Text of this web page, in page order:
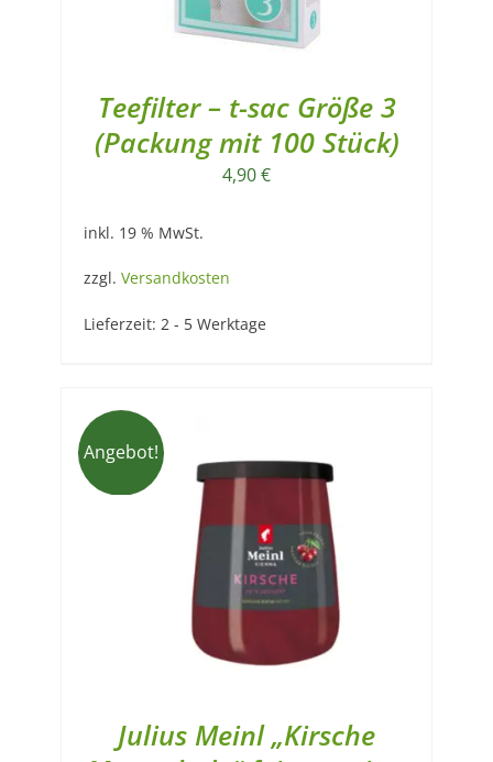
Teefilter – t-sac Größe 3
(Packung mit 100 Stück)
4,90€
inkl. 19 % MwSt.
zzgl. Versandkosten
Lieferzeit: 2 - 5 Werktage
Angebot!
Julius Meinl „Kirsche